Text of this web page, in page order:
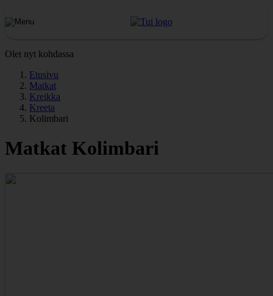
Olet nyt kohdassa
Etusivu
Matkat
Kreikka
Kreeta
Kolimbari
Matkat Kolimbari